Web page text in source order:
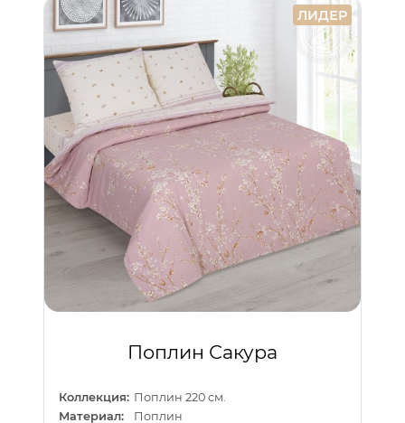
ЛИДЕР
Поплин Сакура
Коллекция: Поплин 220 см.
Материал:
Поплин